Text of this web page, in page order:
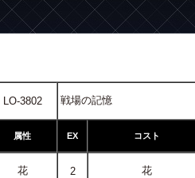
LO-3802 戦場の記憶
属性 EX コスト
花 2 花